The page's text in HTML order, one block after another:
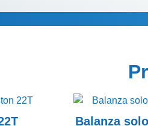
Descripción
Balanza